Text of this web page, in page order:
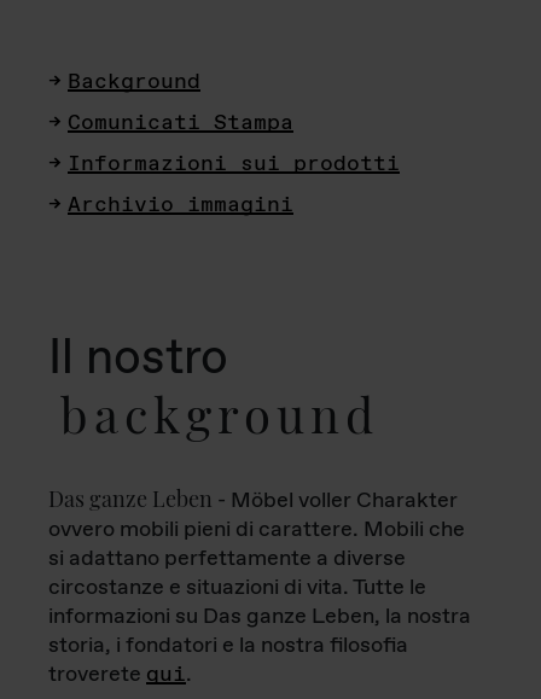
Background
Comunicati Stampa
Informazioni sui prodotti
Archivio immagini
Il nostro
background
Das ganze Leben - Möbel voller Charakter
ovvero mobili pieni di carattere. Mobili che
si adattano perfettamente a diverse
circostanze e situazioni di vita. Tutte le
informazioni su Das ganze Leben, la nostra
storia, i fondatori e la nostra filosofia
troverete qui.